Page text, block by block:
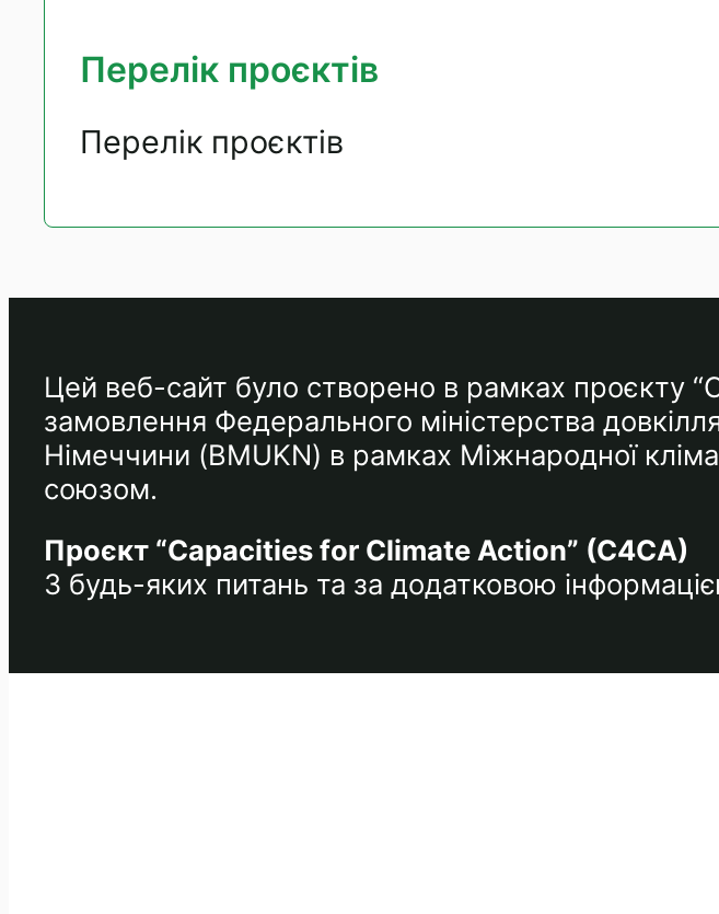
Перелік проєктів
Перелік проєктів
Цей веб-сайт було створено в рамках проєкту
замовлення Федерального міністерства
Німеччини (BMUKN) в рамках Міжнародної
союзом.
Проєкт “Capacities for Climate Action” (C4CA)
З будь-яких питань та за додатковою